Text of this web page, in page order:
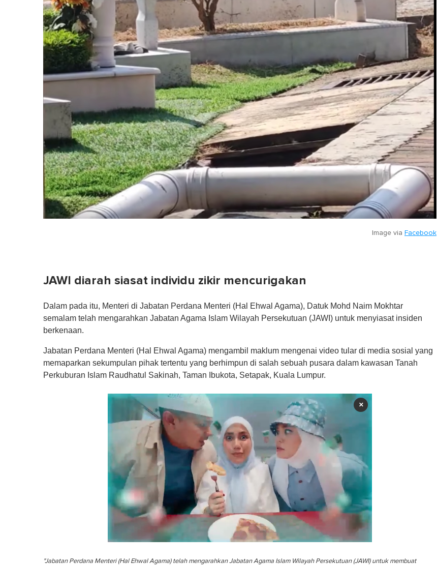
Image via Facebook
JAWI diarah siasat individu zikir mencurigakan
Dalam pada itu, Menteri di Jabatan Perdana Menteri (Hal Ehwal Agama), Datuk Mohd Naim Mokhtar
semalam telah mengarahkan Jabatan Agama Islam Wilayah Persekutuan (JAWI) untuk menyiasat insiden
berkenaan.
Jabatan Perdana Menteri (Hal Ehwal Agama) mengambil maklum mengenai video tular di media sosial yang
memaparkan sekumpulan pihak tertentu yang berhimpun di salah sebuah pusara dalam kawasan Tanah
Perkuburan Islam Raudhatul Sakinah, Taman Ibukota, Setapak, Kuala Lumpur.
×
f
"Jabatan Perdana Menteri (Hal Ehwal Agama) telah mengarahkan Jabatan Agama Islam Wilayah Persekutuan (JAWI) untuk membuat